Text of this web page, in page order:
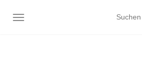
NAVIGATION UMSCHALTEN